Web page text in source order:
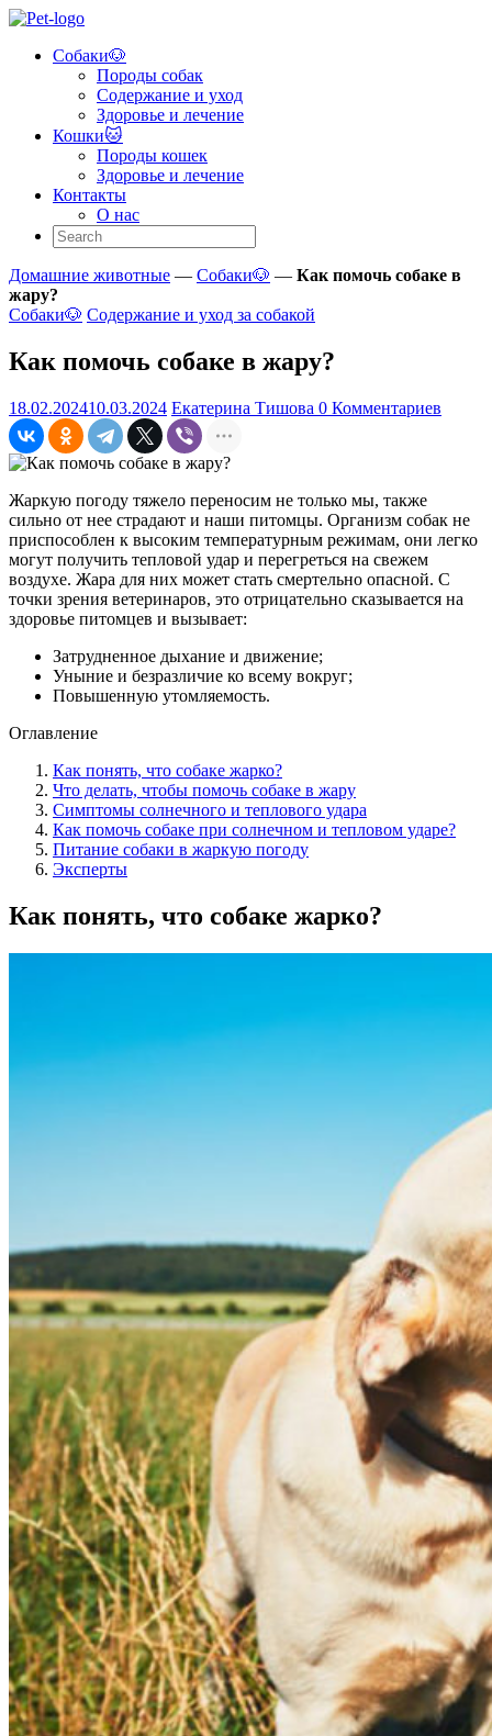
Skip
content
Pet
Помощь
уходе
домашними
животными!
Собаки🐶
Породы собак
Содержание и уход
Здоровье и лечение
Кошки🐱
Породы кошек
Здоровье и лечение
Контакты
О нас
Домашние животные — Собаки🐶 — Как помочь собаке в
жару?
Собаки🐶 Содержание и уход за собакой
Как помочь собаке в жару?
18.02.202410.03.2024 Екатерина Тишова 0 Комментариев
Жаркую погоду тяжело переносим не только мы, также
сильно от нее страдают и наши питомцы. Организм собак не
приспособлен к высоким температурным режимам, они легко
могут получить тепловой удар и перегреться на свежем
воздухе. Жара для них может стать смертельно опасной. С
точки зрения ветеринаров, это отрицательно сказывается на
здоровье питомцев и вызывает:
Затрудненное дыхание и движение;
Уныние и безразличие ко всему вокруг;
Повышенную утомляемость.
Оглавление
Как понять, что собаке жарко?
Что делать, чтобы помочь собаке в жару
Симптомы солнечного и теплового удара
Как помочь собаке при солнечном и тепловом ударе?
Питание собаки в жаркую погоду
Эксперты
Как понять, что собаке жарко?